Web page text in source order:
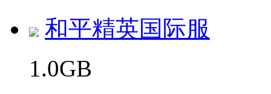
和平精英国际服
1.0GB